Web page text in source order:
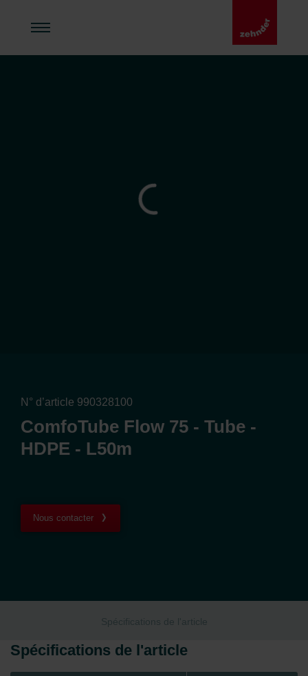
N° d’article 990328100
ComfoTube Flow 75 - Tube -
HDPE - L50m
Nous contacter
Spécifications de l'article
Spécifications de l'article